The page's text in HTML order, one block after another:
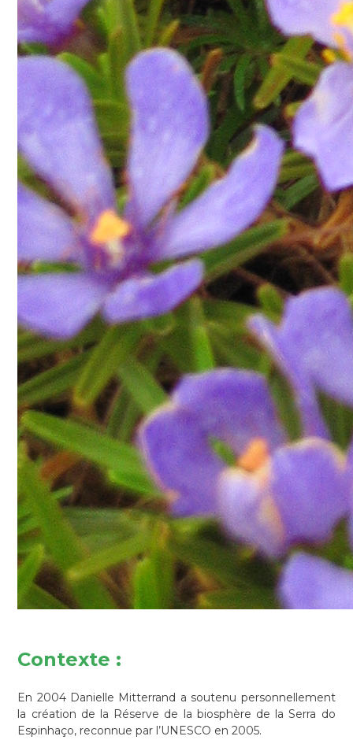
Contexte :
En 2004 Danielle Mitterrand a soutenu personnellement
la création de la Réserve de la biosphère de la Serra do
Espinhaço, reconnue par l’UNESCO en 2005.